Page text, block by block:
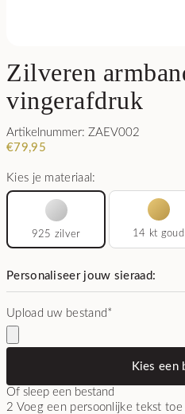
Zilveren
vingerafdruk
Artikelnummer: ZAEV002
€79,95
Kies je materiaal:
925 zilver 14 kt goud
Personaliseer jouw sieraad:
Upload uw bestand*
Kies een
Of sleep een bestand
2 Voeg een persoonlijke tekst